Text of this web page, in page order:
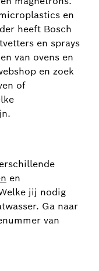
en
heeft Bosch
en sprays
van ovens en
en zoek
of
en
jij nodig
Ga naar
van